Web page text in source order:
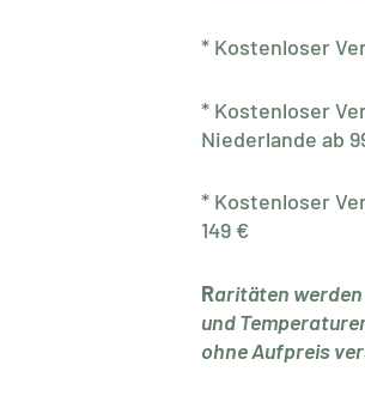
* Kostenloser
* Kostenloser
Niederlande ab
* Kostenloser
149 €
Raritäten
und
ohne Aufpreis